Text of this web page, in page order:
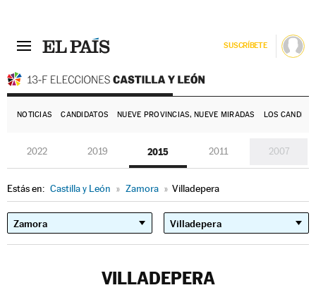
SUSCRÍBETE
NOTICIAS CANDIDATOS NUEVE PROVINCIAS, NUEVE MIRADAS LOS
2022 2019 2015 2011 2007
Estás en: Castilla y León » Zamora » Villadepera
VILLADEPERA